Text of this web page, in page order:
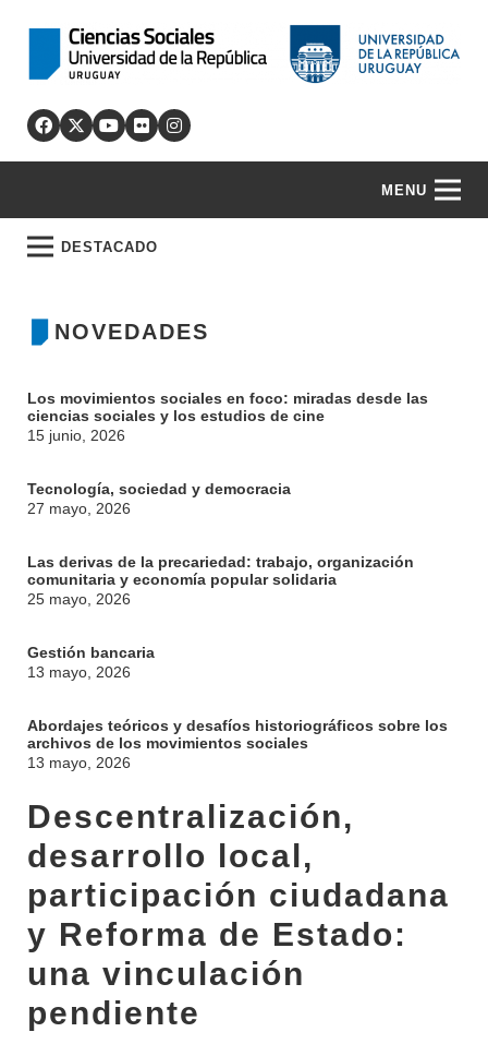
MENU
INSTITUCIONAL
DESTACADO
NOVEDADES
Los movimientos sociales en foco: miradas desde las
ciencias sociales y los estudios de cine
15 junio, 2026
Tecnología, sociedad y democracia
27 mayo, 2026
Las derivas de la precariedad: trabajo, organización
comunitaria y economía popular solidaria
25 mayo, 2026
Gestión bancaria
13 mayo, 2026
Abordajes teóricos y desafíos historiográficos sobre los
archivos de los movimientos sociales
13 mayo, 2026
Descentralización,
desarrollo local,
participación ciudadana
y Reforma de Estado:
una vinculación
pendiente